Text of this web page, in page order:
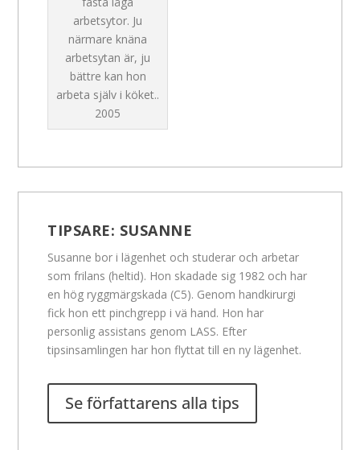
arbetsytor. Ju
närmare knäna
arbetsytan är, ju
bättre kan hon
arbeta själv i köket..
2005
TIPSARE: SUSANNE
Susanne bor i lägenhet och studerar och arbetar
som frilans (heltid). Hon skadade sig 1982 och har
en hög ryggmärgskada (C5). Genom handkirurgi
fick hon ett pinchgrepp i vä hand. Hon har
personlig assistans genom LASS. Efter
tipsinsamlingen har hon flyttat till en ny lägenhet.
Se författarens alla tips